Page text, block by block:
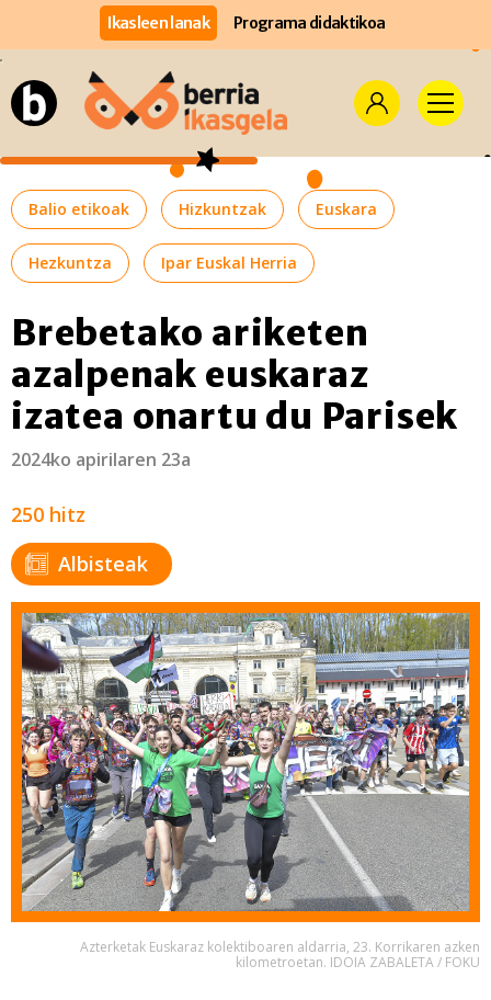
Ikasleen lanak Programa didaktikoa
Balio etikoak Hizkuntzak Euskara
Hezkuntza Ipar Euskal Herria
Brebetako ariketen
azalpenak euskaraz
izatea onartu du Parisek
2024ko apirilaren 23a
250 hitz
Albisteak
Azterketak Euskaraz kolektiboaren aldarria, 23. Korrikaren azken
kilometroetan. IDOIA ZABALETA / FOKU